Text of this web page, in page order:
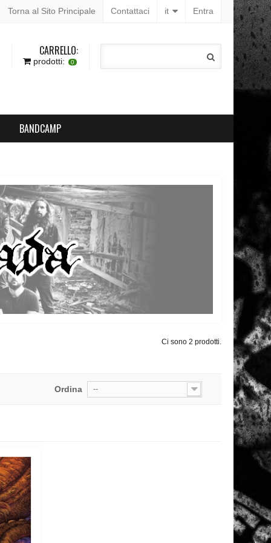
Entra
it
Contattaci
Torna al Sito Principale
CARRELLO:
prodotti: 0
BANDCAMP
Ci sono 2 prodotti.
Ordina --